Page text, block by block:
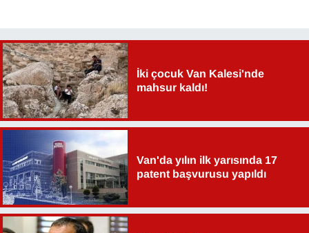
İki çocuk Van Kalesi'nde
mahsur kaldı!
Van'da yılın ilk yarısında 17
patent başvurusu yapıldı